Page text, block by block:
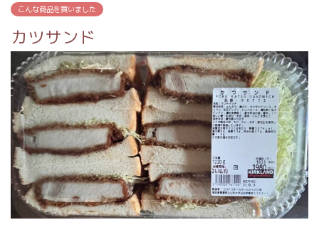
こんな商品を買いました
カツサンド